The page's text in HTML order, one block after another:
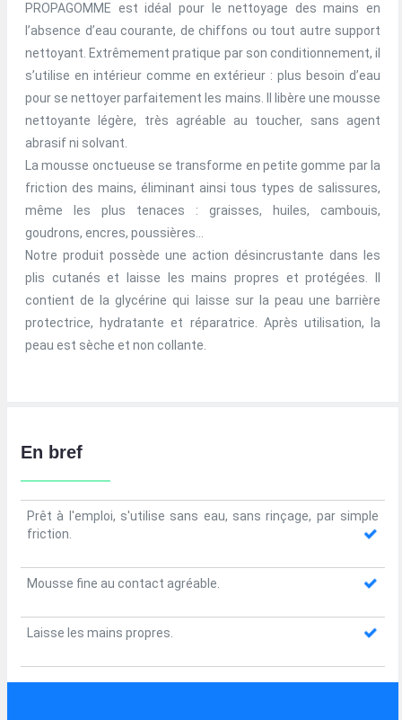
PROPAGOMME est idéal pour le nettoyage des mains en
l’absence d’eau courante, de chiffons ou tout autre support
nettoyant. Extrêmement pratique par son conditionnement, il
s’utilise en intérieur comme en extérieur : plus besoin d’eau
pour se nettoyer parfaitement les mains. Il libère une mousse
nettoyante légère, très agréable au toucher, sans agent
abrasif ni solvant.
La mousse onctueuse se transforme en petite gomme par la
friction des mains, éliminant ainsi tous types de salissures,
même les plus tenaces : graisses, huiles, cambouis,
goudrons, encres, poussières...
Notre produit possède une action désincrustante dans les
plis cutanés et laisse les mains propres et protégées. Il
contient de la glycérine qui laisse sur la peau une barrière
protectrice, hydratante et réparatrice. Après utilisation, la
peau est sèche et non collante.
En bref
Prêt à l'emploi, s'utilise sans eau, sans rinçage, par simple
friction.
Mousse fine au contact agréable.
Laisse les mains propres.